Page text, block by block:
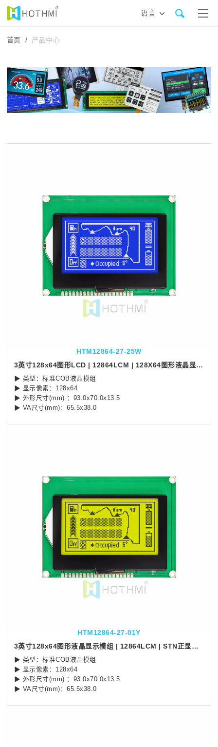
语言
首页 / 产品中心
HTM12864-27-25W
3英寸128x64图形LCD | 12864LCM | 128X64图形液晶显示屏 | STN 负显白色背光| 5.0V | 蓝底白字
▶ 类型：标准COB液晶模组
▶ 显示像素：128x64
▶ 外形尺寸(mm) ：93.0x70.0x13.5
▶ VA尺寸(mm)：65.5x38.0
HTM12864-27-01Y
3英寸128x64图形液晶显示模组 | 12864LCM | STN正显示 黄绿背光 | ST7565R控制器
▶ 类型：标准COB液晶模组
▶ 显示像素：128x64
▶ 外形尺寸(mm) ：93.0x70.0x13.5
▶ VA尺寸(mm)：65.5x38.0